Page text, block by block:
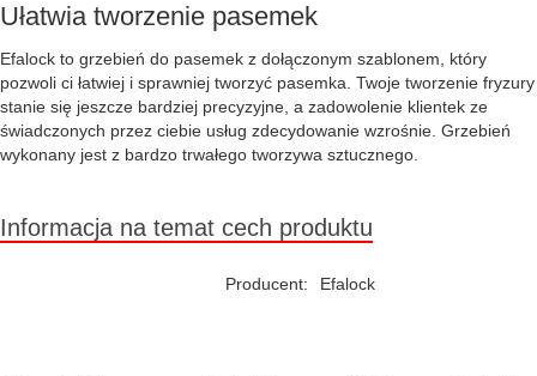
Ułatwia tworzenie pasemek
Efalock to grzebień do pasemek z dołączonym szablonem, który
pozwoli ci łatwiej i sprawniej tworzyć pasemka. Twoje tworzenie fryzury
stanie się jeszcze bardziej precyzyjne, a zadowolenie klientek ze
świadczonych przez ciebie usług zdecydowanie wzrośnie. Grzebień
wykonany jest z bardzo trwałego tworzywa sztucznego.
Informacja na temat cech produktu
Producent: Efalock